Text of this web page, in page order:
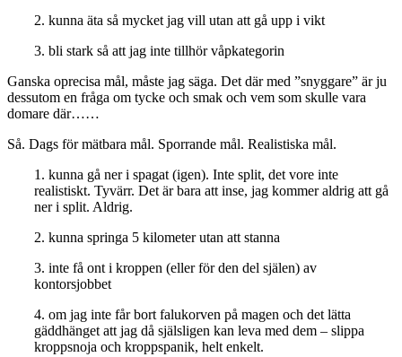
2. kunna äta så mycket jag vill utan att gå upp i vikt
3. bli stark så att jag inte tillhör våpkategorin
Ganska oprecisa mål, måste jag säga. Det där med ”snyggare” är ju
dessutom en fråga om tycke och smak och vem som skulle vara
domare där……
Så. Dags för mätbara mål. Sporrande mål. Realistiska mål.
1. kunna gå ner i spagat (igen). Inte split, det vore inte
realistiskt. Tyvärr. Det är bara att inse, jag kommer aldrig att gå
ner i split. Aldrig.
2. kunna springa 5 kilometer utan att stanna
3. inte få ont i kroppen (eller för den del själen) av
kontorsjobbet
4. om jag inte får bort falukorven på magen och det lätta
gäddhänget att jag då själsligen kan leva med dem – slippa
kroppsnoja och kroppspanik, helt enkelt.